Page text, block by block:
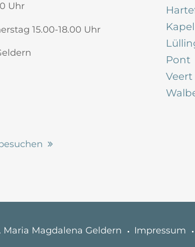
Uhr
15.00-18.00 Uhr
Pont
Veert
Magdalena Geldern Impressum